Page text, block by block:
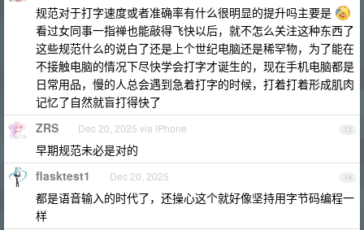
规范对于打字速度或者准确率有什么很明显的提升吗主要是
看过女同事一指禅也能敲得飞快以后，就不怎么关注这种东西了
这些规范什么的说白了还是上个世纪电脑还是稀罕物，为了能在
不接触电脑的情况下尽快学会打字才诞生的，现在手机电脑都是
日常用品，慢的人总会遇到急着打字的时候，打着打着形成肌肉
记忆了自然就盲打得快了
13
ZRS Dec 20, 2025 via iPhone
早期规范未必是对的
14
flasktest1 Dec 20, 2025
都是语音输入的时代了，还操心这个就好像坚持用字节码编程一
样